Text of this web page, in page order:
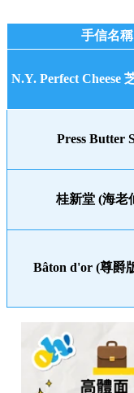
手信名稱
N.Y. Perfect Cheese
Press Butter
桂新堂 (海老
Bâton d'or (尊爵